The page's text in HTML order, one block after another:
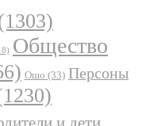
Общество
Ошо (33) Персоны